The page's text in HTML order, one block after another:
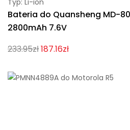
Typ: Li-ion
Bateria do Quansheng MD-
2800mAh 7.6V
233.95zł187.16zł